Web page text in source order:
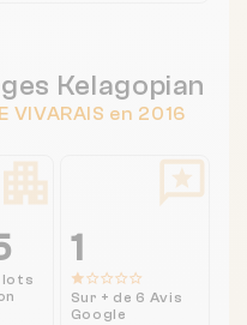
Kelagopian
VIVARAIS en 2016
lots
1
Sur + de 6 Avis
Google